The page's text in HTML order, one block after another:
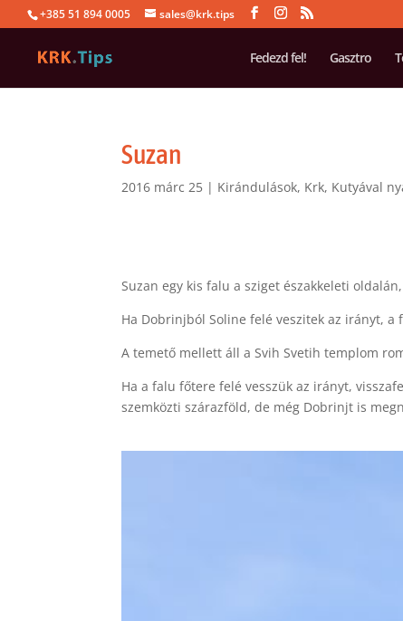
+385 51 894 0005 sales@krk.tips
Fedezd fel! Gasztro
Suzan
2016 márc 25 | Kirándulások, Krk, Kutyával
Suzan egy kis falu a sziget északkeleti
Ha Dobrinjból Soline felé veszitek az irányt,
A temető mellett áll a Svih Svetih templom
Ha a falu főtere felé vesszük az irányt,
szemközti szárazföld, de még Dobrinjt is